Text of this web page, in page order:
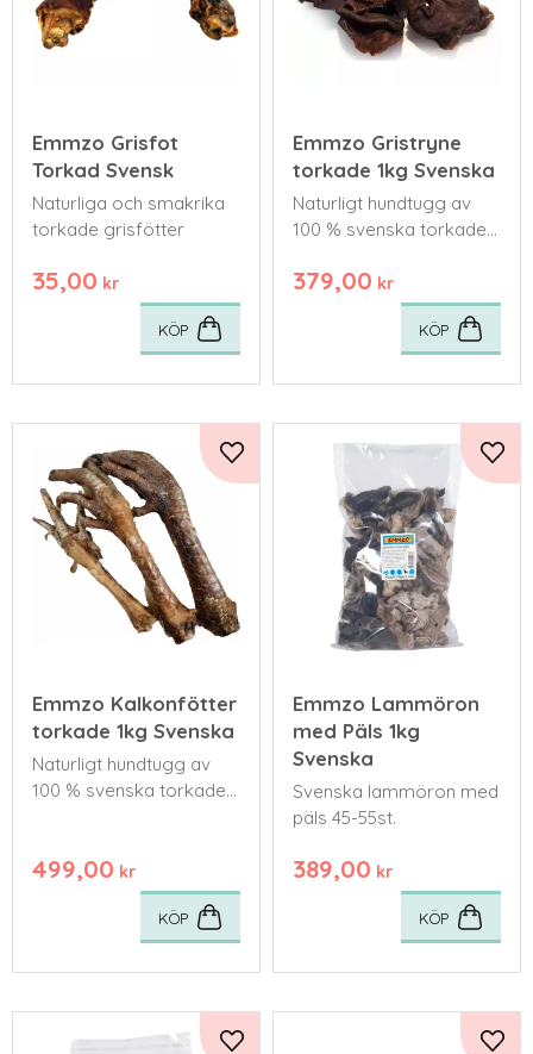
Emmzo Grisfot
Torkad Svensk
Naturliga och smakrika
torkade grisfötter
35,00 kr
KÖP
Emmzo Gristryne
torkade 1kg Svenska
Naturligt hundtugg av
100 % svenska torkade
379,00 kr
KÖP
Emmzo Kalkonfötter
torkade 1kg Svenska
Naturligt hundtugg av
100 % svenska torkade
499,00 kr
Lägg till i favoriter
KÖP
Emmzo Lammöron
med Päls 1kg
Svenska
Svenska lammöron med
päls 45-55st.
389,00 kr
KÖP